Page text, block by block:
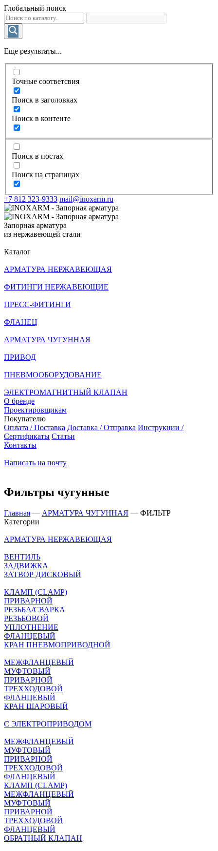
Глобальный поиск
Еще результаты...
Точные соответсвия
Поиск в заголовках
Поиск в контенте
Поиск в постах
Поиск на страницах
+7 812 323-9333 mail@inoxarm.ru
Запорная арматура
из нержавеющей стали
Каталог
АРМАТУРА НЕРЖАВЕЮЩАЯ
ФИТИНГИ НЕРЖАВЕЮЩИЕ
ПРЕСС-ФИТИНГИ
ФЛАНЕЦ
АРМАТУРА ЧУГУННАЯ
ПРИВОД
ПНЕВМООБОРУДОВАНИЕ
ЭЛЕКТРОМАГНИТНЫЙ КЛАПАН
О бренде
Проектировщикам
Покупателю
Оплата / Поставка Доставка / Отправка Инструкции /
Сертификаты Статьи
Контакты
Написать на почту
Фильтры чугунные
Главная — АРМАТУРА ЧУГУННАЯ — ФИЛЬТР
Категории
АРМАТУРА НЕРЖАВЕЮЩАЯ
ВЕНТИЛЬ
ЗАДВИЖКА
ЗАТВОР ДИСКОВЫЙ
КЛАМП (CLAMP)
ПРИВАРНОЙ
РЕЗЬБА/СВАРКА
РЕЗЬБОВОЙ
УПЛОТНЕНИЕ
ФЛАНЦЕВЫЙ
КРАН ПНЕВМОПРИВОДНОЙ
МЕЖФЛАНЦЕВЫЙ
МУФТОВЫЙ
ПРИВАРНОЙ
ТРЕХХОДОВОЙ
ФЛАНЦЕВЫЙ
КРАН ШАРОВЫЙ
C ЭЛЕКТРОПРИВОДОМ
МЕЖФЛАНЦЕВЫЙ
МУФТОВЫЙ
ПРИВАРНОЙ
ТРЕХХОДОВОЙ
ФЛАНЦЕВЫЙ
КЛАМП (CLAMP)
МЕЖФЛАНЦЕВЫЙ
МУФТОВЫЙ
ПРИВАРНОЙ
ТРЕХХОДОВОЙ
ФЛАНЦЕВЫЙ
ОБРАТНЫЙ КЛАПАН